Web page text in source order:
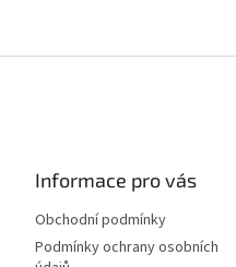
Informace pro vás
Obchodní podmínky
Podmínky ochrany osobních